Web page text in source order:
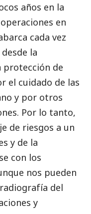
años en la
en
cada vez
la
protección de
el cuidado de las
y por otros
Por lo tanto,
de riesgos a un
y de la
con los
nos pueden
del
y